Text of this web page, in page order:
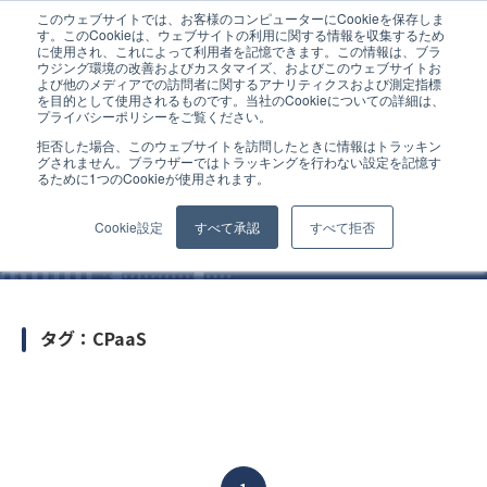
このウェブサイトでは、お客様のコンピューターにCookieを保存しま
す。このCookieは、ウェブサイトの利用に関する情報を収集するため
に使用され、これによって利用者を記憶できます。この情報は、ブラ
ウジング環境の改善およびカスタマイズ、およびこのウェブサイトお
よび他のメディアでの訪問者に関するアナリティクスおよび測定指標
を目的として使用されるものです。当社のCookieについての詳細は、
プライバシーポリシーをご覧ください。
拒否した場合、このウェブサイトを訪問したときに情報はトラッキン
グされません。ブラウザーではトラッキングを行わない設定を記憶す
るために1つのCookieが使用されます。
Cookie設定 すべて承認 すべて拒否
ホーム CPaaS
お知らせ
タグ：CPaaS